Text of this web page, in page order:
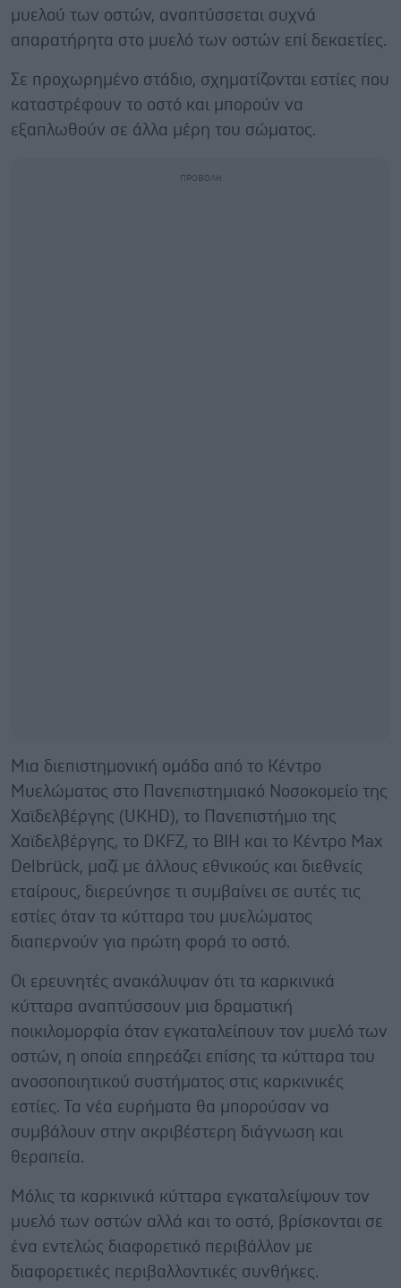
μυελού των οστών, αναπτύσσεται συχνά
απαρατήρητα στο μυελό των οστών επί δεκαετίες.
Σε προχωρημένο στάδιο, σχηματίζονται εστίες που
καταστρέφουν το οστό και μπορούν να
εξαπλωθούν σε άλλα μέρη του σώματος.
Μια διεπιστημονική ομάδα από το Κέντρο
Μυελώματος στο Πανεπιστημιακό Νοσοκομείο της
Χαϊδελβέργης (UKHD), το Πανεπιστήμιο της
Χαϊδελβέργης, το DKFZ, το BIH και το Κέντρο Max
Delbrück, μαζί με άλλους εθνικούς και διεθνείς
εταίρους, διερεύνησε τι συμβαίνει σε αυτές τις
εστίες όταν τα κύτταρα του μυελώματος
διαπερνούν για πρώτη φορά το οστό.
Οι ερευνητές ανακάλυψαν ότι τα καρκινικά
κύτταρα αναπτύσσουν μια δραματική
ποικιλομορφία όταν εγκαταλείπουν τον μυελό των
οστών, η οποία επηρεάζει επίσης τα κύτταρα του
ανοσοποιητικού συστήματος στις καρκινικές
εστίες. Τα νέα ευρήματα θα μπορούσαν να
συμβάλουν στην ακριβέστερη διάγνωση και
θεραπεία.
Μόλις τα καρκινικά κύτταρα εγκαταλείψουν τον
μυελό των οστών αλλά και το οστό, βρίσκονται σε
ένα εντελώς διαφορετικό περιβάλλον με
διαφορετικές περιβαλλοντικές συνθήκες.